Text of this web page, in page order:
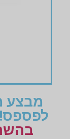
מבצע